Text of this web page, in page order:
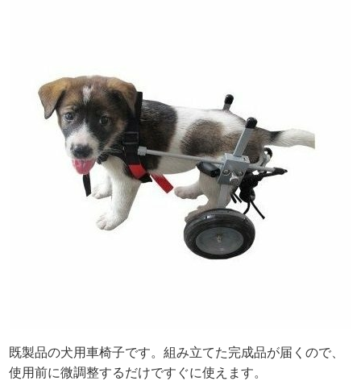
既製品の犬用車椅子です。組み立てた完成品が届くので、
使用前に微調整するだけですぐに使えます。